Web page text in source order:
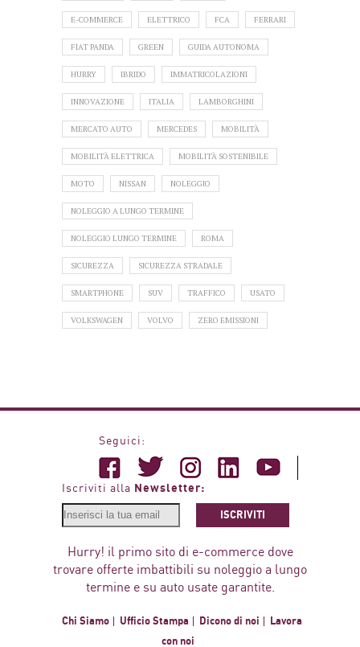
E-COMMERCE ELETTRICO FCA FERRARI
FIAT PANDA GREEN GUIDA AUTONOMA
HURRY IBRIDO IMMATRICOLAZIONI
INNOVAZIONE ITALIA LAMBORGHINI
MERCATO AUTO MERCEDES MOBILITÀ
MOBILITÀ ELETTRICA MOBILITÀ SOSTENIBILE
MOTO NISSAN NOLEGGIO
NOLEGGIO A LUNGO TERMINE
NOLEGGIO LUNGO TERMINE ROMA
SICUREZZA SICUREZZA STRADALE
SMARTPHONE SUV TRAFFICO USATO
VOLKSWAGEN VOLVO ZERO EMISSIONI
Seguici:
Iscriviti alla Newsletter:
ISCRIVITI
Hurry! il primo sito di e-commerce dove
trovare offerte imbattibili su noleggio a lungo
termine e su auto usate garantite.
Chi Siamo Ufficio Stampa Dicono di noi
Lavora
con noi